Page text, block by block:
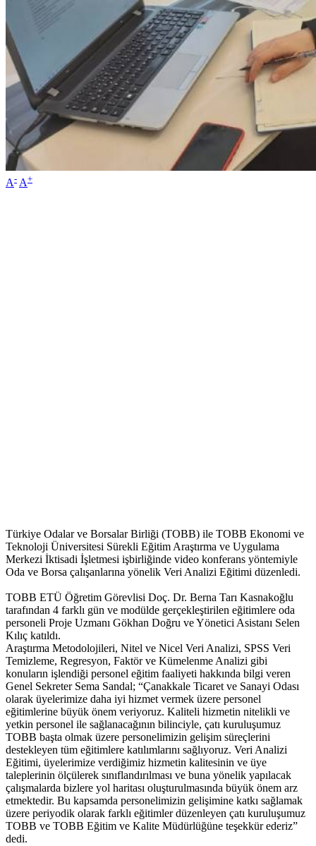
A- A+
Türkiye Odalar ve Borsalar Birliği (TOBB) ile TOBB Ekonomi ve
Teknoloji Üniversitesi Sürekli Eğitim Araştırma ve Uygulama
Merkezi İktisadi İşletmesi işbirliğinde video konferans yöntemiyle
Oda ve Borsa çalışanlarına yönelik Veri Analizi Eğitimi düzenledi.
TOBB ETÜ Öğretim Görevlisi Doç. Dr. Berna Tarı Kasnakoğlu
tarafından 4 farklı gün ve modülde gerçekleştirilen eğitimlere oda
personeli Proje Uzmanı Gökhan Doğru ve Yönetici Asistanı Selen
Kılıç katıldı.
Araştırma Metodolojileri, Nitel ve Nicel Veri Analizi, SPSS Veri
Temizleme, Regresyon, Faktör ve Kümelenme Analizi gibi
konuların işlendiği personel eğitim faaliyeti hakkında bilgi veren
Genel Sekreter Sema Sandal; “Çanakkale Ticaret ve Sanayi Odası
olarak üyelerimize daha iyi hizmet vermek üzere personel
eğitimlerine büyük önem veriyoruz. Kaliteli hizmetin nitelikli ve
yetkin personel ile sağlanacağının bilinciyle, çatı kuruluşumuz
TOBB başta olmak üzere personelimizin gelişim süreçlerini
destekleyen tüm eğitimlere katılımlarını sağlıyoruz. Veri Analizi
Eğitimi, üyelerimize verdiğimiz hizmetin kalitesinin ve üye
taleplerinin ölçülerek sınıflandırılması ve buna yönelik yapılacak
çalışmalarda bizlere yol haritası oluşturulmasında büyük önem arz
etmektedir. Bu kapsamda personelimizin gelişimine katkı sağlamak
üzere periyodik olarak farklı eğitimler düzenleyen çatı kuruluşumuz
TOBB ve TOBB Eğitim ve Kalite Müdürlüğüne teşekkür ederiz”
dedi.